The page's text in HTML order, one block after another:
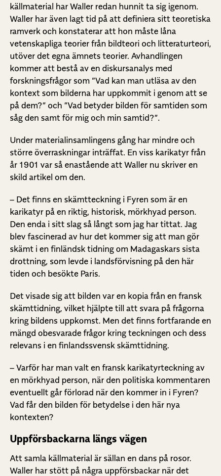
källmaterial har Waller redan hunnit ta sig igenom.
Waller har även lagt tid på att definiera sitt teoretiska
ramverk och konstaterar att hon måste låna
vetenskapliga teorier från bildteori och litteraturteori,
utöver det egna ämnets teorier. Avhandlingen
kommer att bestå av en diskursanalys med
forskningsfrågor som ”Vad kan man utläsa av den
kontext som bilderna har uppkommit i genom att se
på dem?” och ”Vad betyder bilden för samtiden som
såg den samt för mig och min samtid?”.
Under materialinsamlingens gång har mindre och
större överraskningar inträffat. En viss karikatyr från
år 1901 var så enastående att Waller nu skriver en
skild artikel om den.
– Det finns en skämtteckning i Fyren som är en
karikatyr på en riktig, historisk, mörkhyad person.
Den enda i sitt slag så långt som jag har tittat. Jag
blev fascinerad av hur det kommer sig att man gör
skämt i en finländsk tidning om Madagaskars sista
drottning, som levde i landsförvisning på den här
tiden och besökte Paris.
Det visade sig att bilden var en kopia från en fransk
skämttidning, vilket hjälpte till att svara på frågorna
kring bildens uppkomst. Men det finns fortfarande en
mängd obesvarade frågor kring teckningen och dess
relevans i en finlandssvensk skämttidning.
– Varför har man valt en fransk karikatyrteckning av
en mörkhyad person, när den politiska kommentaren
eventuellt går förlorad när den kommer in i Fyren?
Vad får den bilden för betydelse i den här nya
kontexten?
Uppförsbackarna längs vägen
Att samla källmaterial är sällan en dans på rosor.
Waller har stött på några uppförsbackar när det